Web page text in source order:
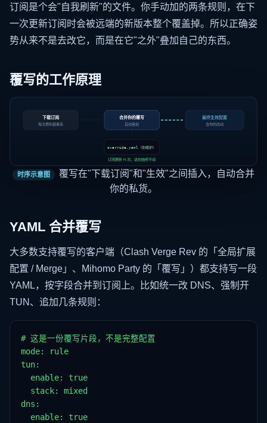
订阅是个会"自我刷新"的文件。你手动加的两条规则，在下
一次更新订阅时会被远端的新版本整个覆盖掉。所以正确姿
势从来不是去改它，而是在它"之外"叠加自己的东西。
覆写的工作原理
下载订阅
每次更新都重来
合并你的覆写
自动叠加
最终生效配置
含你的改动
override.yaml（你维护）
订阅更新 N 次，这份始终不动
时序示意图
覆写在"下载订阅"和"生效"之间插入，自动合并
你的私货。
YAML 合并覆写
大多数支持覆写的客户端（Clash Verge Rev 的「全局扩展
配置 / Merge」、Mihomo Party 的「覆写」）都支持写一段
YAML，按字段合并到订阅上。比如统一改 DNS、强制开
TUN、追加几条规则：
# 这是一份覆写片段，不是完整配置
mode: rule
tun:
  enable: true
  stack: mixed
dns:
  enable: true